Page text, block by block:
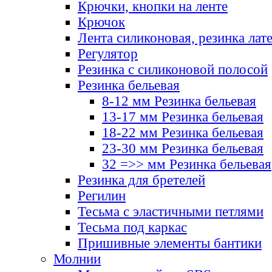
Крючки, кнопки на ленте
Крючок
Лента силиконовая, резинка
Регулятор
Резинка с силиконовой полосой
Резинка бельевая
8-12 мм Резинка бельевая
13-17 мм Резинка бельевая
18-22 мм Резинка бельевая
23-30 мм Резинка бельевая
32 =>> мм Резинка бельевая
Резинка для бретелей
Регилин
Тесьма с эластичными петлями
Тесьма под каркас
Пришивные элементы бантики
Молнии